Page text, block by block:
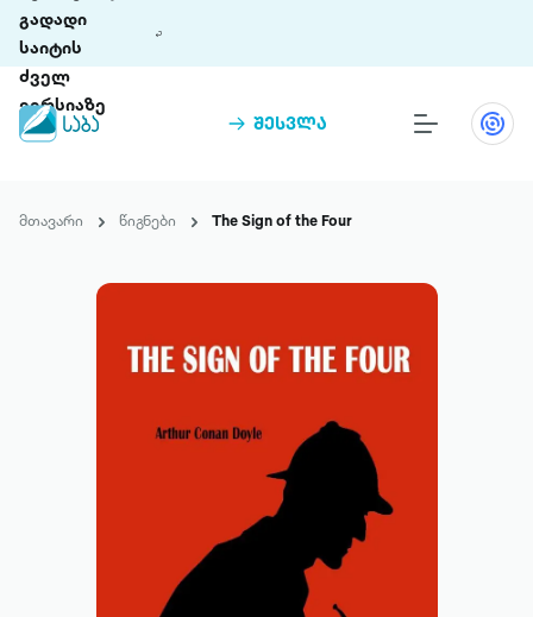
გადადი
საიტის
ძველ
ვერსიაზე
შესვლა
თინეთი 9 ციფრულ პლატფორმასა და 5
მთავარი წიგნები The Sign of the Four